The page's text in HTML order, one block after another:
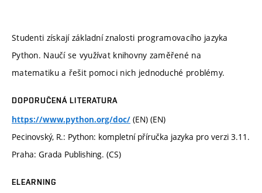
Studenti získají základní znalosti programovacího jazyka
Python. Naučí se využívat knihovny zaměřené na
matematiku a řešit pomoci nich jednoduché problémy.
DOPORUČENÁ LITERATURA
https://www.python.org/doc/ (EN) (EN)
Pecinovský, R.: Python: kompletní příručka jazyka pro verzi 3.11.
Praha: Grada Publishing. (CS)
ELEARNING